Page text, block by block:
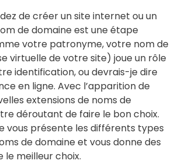
de créer un site internet ou un
de domaine est une étape
votre patronyme, votre nom de
virtuelle de votre site) joue un rôle
identification, ou devrais-je dire
en ligne. Avec l’apparition de
extensions de noms de
déroutant de faire le bon choix.
vous présente les différents types
de domaine et vous donne des
le meilleur choix.